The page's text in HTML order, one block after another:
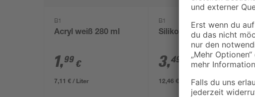
B1
Acryl weiß 280 ml
1,99 €
7,11 € / Liter
B1
Silikon weiß 280 ml
3,49
12,46 € / Liter